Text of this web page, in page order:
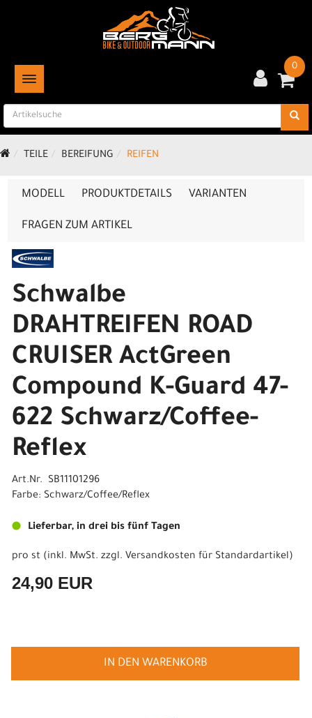
TOGGLE NAVIGATION
0
TEILE BEREIFUNG REIFEN
MODELL PRODUKTDETAILS VARIANTEN
FRAGEN ZUM ARTIKEL
Schwalbe
DRAHTREIFEN ROAD
CRUISER ActGreen
Compound K-Guard 47-
622 Schwarz/Coffee-
Reflex
Art.Nr. SB11101296
Farbe: Schwarz/Coffee/Reflex
Lieferbar, in drei bis fünf Tagen
pro st (inkl. MwSt. zzgl. Versandkosten für Standardartikel)
24,90 EUR
IN DEN WARENKORB